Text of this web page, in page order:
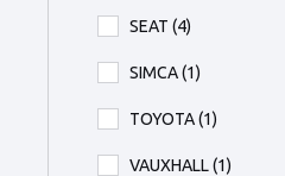
SEAT (4)
SIMCA(1)
TOYOTA(1)
VAUXHALL(1)